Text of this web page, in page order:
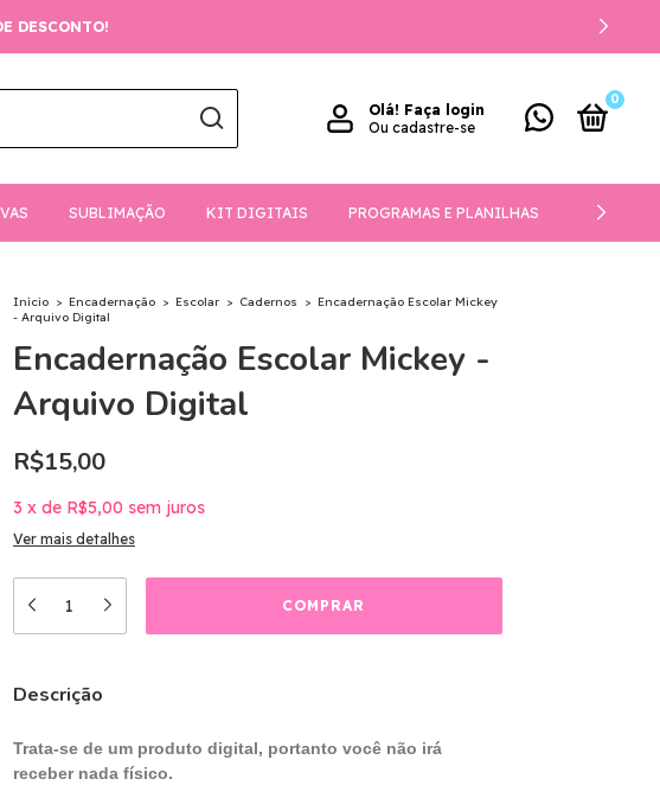
DESCONTO!
Olá! Faça login
Ou cadastre-se
0
SUBLIMAÇÃO KIT DIGITAIS PROGRAMAS E PLANILHAS
Início > Encadernação > Escolar > Cadernos > Encadernação Escolar Mickey
- Arquivo Digital
Encadernação Escolar Mickey -
Arquivo Digital
R$15,00
3 x de R$5,00 sem juros
Ver mais detalhes
Descrição
Trata-se de um produto digital, portanto você não irá
receber nada físico.